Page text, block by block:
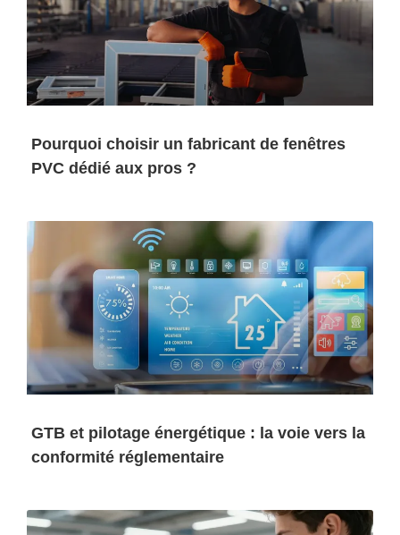
Pourquoi choisir un fabricant de fenêtres
PVC dédié aux pros ?
GTB et pilotage énergétique : la voie vers la
conformité réglementaire